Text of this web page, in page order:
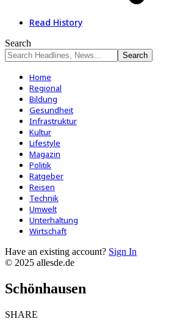
Read History
Search
Home
Regional
Bildung
Gesundheit
Infrastruktur
Kultur
Lifestyle
Magazin
Politik
Ratgeber
Reisen
Technik
Umwelt
Unterhaltung
Wirtschaft
Have an existing account? Sign In
© 2025 allesde.de
Schönhausen
SHARE